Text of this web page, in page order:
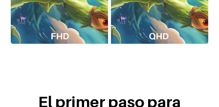
El primer paso para